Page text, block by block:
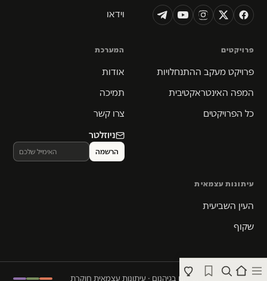
וידאו
פרויקטים
פרויקט מעקב ההתנחלויות
המפה האינטראקטיבית
כל הפרויקטים
המערכת
אודות
תמיכה
צרו קשר
ניוזלטר
עיתונות עצמאית
העין השביעית
שקוף
© 2026 המקום הכי חם בגיהנום · עיתונות עצמאית חוקרת